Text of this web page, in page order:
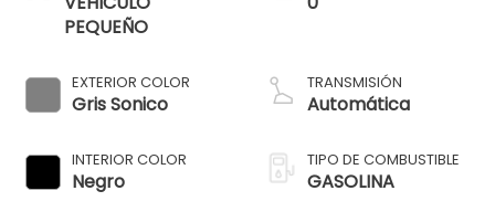
PEQUEÑO
EXTERIOR COLOR
Gris Sonico
INTERIOR COLOR
Negro
TRANSMISIÓN
Automática
TIPO DE COMBUSTIBLE
GASOLINA